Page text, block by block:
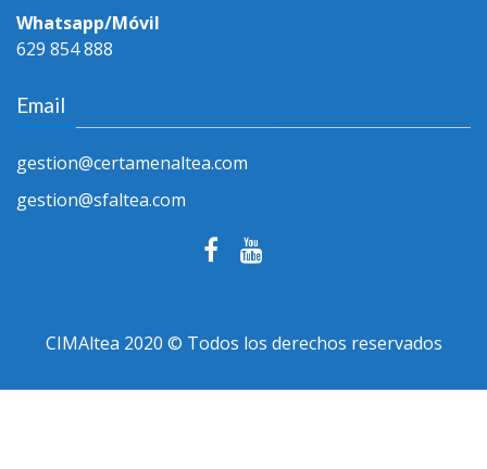
Whatsapp/Móvil
629 854 888
Email
gestion@certamenaltea.com
gestion@sfaltea.com
CIMAltea 2020 © Todos los derechos reservados